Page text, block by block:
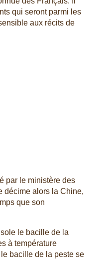
qui seront parmi les
aux récits de
par le ministère des
décime alors la Chine,
que son
le bacille de la
à température
bacille de la peste se